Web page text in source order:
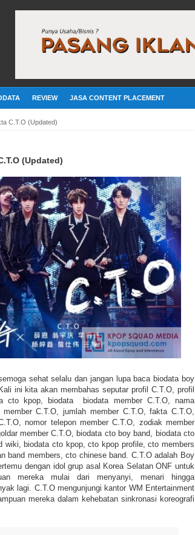
REVIEW JASA CONTENT PLACEMENT
C.T.O (Updated)
(Updated)
sehat selalu dan jangan lupa baca biodata boy
ini kita akan membahas seputar profil C.T.O, profil
cto kpop, biodata biodata member C.T.O, nama
C.T.O, jumlah member C.T.O, fakta C.T.O,
nomor telepon member C.T.O, zodiak member
member C.T.O, biodata cto boy band, biodata cto
wiki, biodata cto kpop, cto kpop profile, cto members
band members, cto chinese band. C.T.O adalah Boy
dengan idol grup asal Korea Selatan ONF untuk
mereka mulai dari menyanyi, menari hingga
lagi. C.T.O mengunjungi kantor WM Entertainment
mereka dalam kehebatan sinkronasi koreografi